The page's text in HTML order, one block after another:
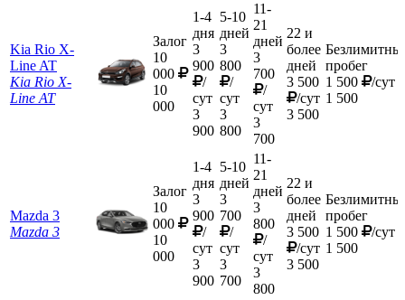
Kia Rio X-
Line AT
Kia Rio X-
Line AT
Залог
10
000
10
000
1-4
дня
3
900
/
сут
3
900
5-10
дней
3
800
/
сут
3
800
11-
21
дней
3
700
/
сут
3
700
22 и
более
дней
3 500
/сут
3 500
пробег
1 500
/сут
1 500
Mazda 3
Mazda 3
Залог
10
000
10
000
1-4
дня
3
900
/
сут
3
900
5-10
дней
3
700
/
сут
3
700
11-
21
дней
3
800
/
сут
3
800
22 и
более
дней
3 500
/сут
3 500
пробег
1 500
/сут
1 500